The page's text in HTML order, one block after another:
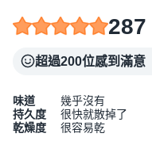
287
超過200位感到滿意
味道 幾乎沒有
持久度
很快就散掉了
乾燥度
很容易乾